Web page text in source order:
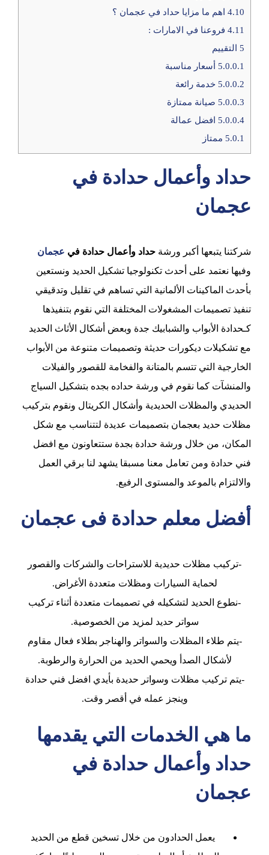
4.10 اهم ما مزايا حداد في عجمان ؟
4.11 فروعنا في الامارات :
5 التقييم
5.0.0.1 أسعار مناسبة
5.0.0.2 خدمة رائعة
5.0.0.3 صيانة ممتازة
5.0.0.4 افضل عمالة
5.0.1 ممتاز
حداد وأعمال حدادة في
عجمان
شركتنا يتبعها أكبر ورشة حداد وأعمال حدادة في عجمان
وفيها نعتمد على أحدث تكنولوجيا تشكيل الحديد ونستعين
بأحدث الماكينات الألمانية التي تساهم في تقليل وتدقيقي
تنفيذ تصميمات المشغولات المختلفة التي نقوم بتنفيذها
كـحدادة الأبواب والشبابيك جدة وبعض أشكال الأثاث الحديد
مع تشكيلات ديكورات حديثة وتصميمات متنوعة من الأبواب
الخارجية التي تتسم بالمتانة والفخامة للقصور والفيلات
والمنشآت كما نقوم في ورشة حداده بجده بتشكيل السياج
الحديدي والمظلات الحديدية وأشكال الكريتال ونقوم بتركيب
مظلات حديد بعجمان بتصميمات عديدة لتتناسب مع شكل
المكان، من خلال ورشة حدادة بجدة ستتعاونون مع افضل
فني حدادة ومن تعامل معنا مسبقا يشهد لنا برقي العمل
والالتزام بالموعد والمستوى الرفيع.
أفضل معلم حدادة فى عجمان
-تركيب مظلات حديدية للاستراحات والشركات والقصور
لحماية السيارات ومظلات متعددة الأغراض.
-نطوع الحديد لتشكيله في تصميمات متعددة أثناء تركيب
سواتر حديد لمزيد من الخصوصية.
-يتم طلاء المظلات والسواتر والهناجر بطلاء فعال مقاوم
لأشكال الصدأ ويحمي الحديد من الحرارة والرطوبة.
-يتم تركيب مظلات وسواتر حديدة بأيدي افضل فني حدادة
وينجز عمله في أقصر وقت.
ما هي الخدمات التي يقدمها
حداد وأعمال حدادة في
عجمان
يعمل الحدادون من خلال تسخين قطع من الحديد